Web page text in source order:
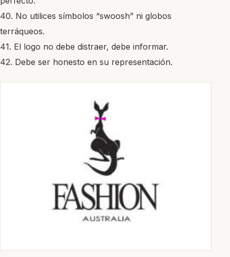
40. No utilices símbolos “swoosh” ni globos
terráqueos.
41. El logo no debe distraer, debe informar.
42. Debe ser honesto en su representación.